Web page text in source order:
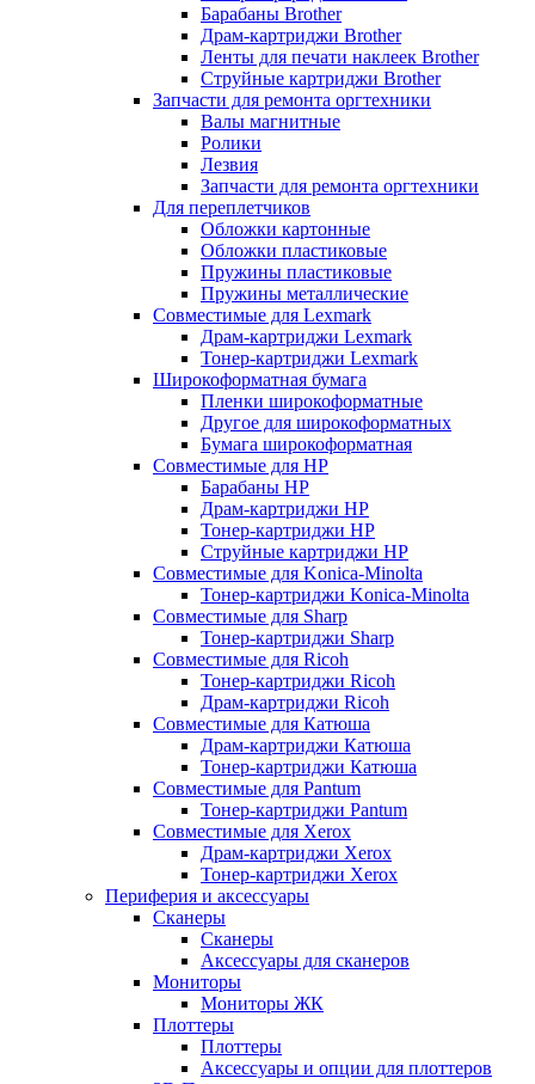
Барабаны Brother
Драм-картриджи Brother
Ленты для печати наклеек Brother
Струйные картриджи Brother
Запчасти для ремонта оргтехники
Валы магнитные
Ролики
Лезвия
Запчасти для ремонта оргтехники
Для переплетчиков
Обложки картонные
Обложки пластиковые
Пружины пластиковые
Пружины металлические
Совместимые для Lexmark
Драм-картриджи Lexmark
Тонер-картриджи Lexmark
Широкоформатная бумага
Пленки широкоформатные
Другое для широкоформатных
Бумага широкоформатная
Совместимые для HP
Барабаны HP
Драм-картриджи HP
Тонер-картриджи HP
Струйные картриджи HP
Совместимые для Konica-Minolta
Тонер-картриджи Konica-Minolta
Совместимые для Sharp
Тонер-картриджи Sharp
Совместимые для Ricoh
Тонер-картриджи Ricoh
Драм-картриджи Ricoh
Совместимые для Катюша
Драм-картриджи Катюша
Тонер-картриджи Катюша
Совместимые для Pantum
Тонер-картриджи Pantum
Совместимые для Xerox
Драм-картриджи Xerox
Тонер-картриджи Xerox
Периферия и аксессуары
Сканеры
Сканеры
Аксессуары для сканеров
Мониторы
Мониторы ЖК
Плоттеры
Плоттеры
Аксессуары и опции для плоттеров